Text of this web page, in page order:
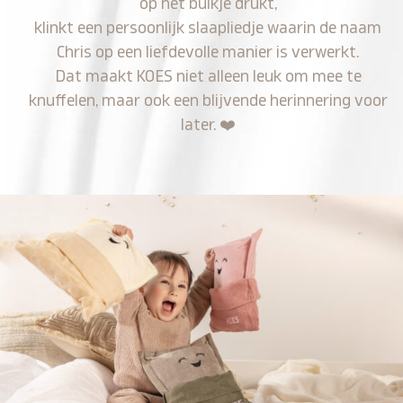
op het buikje drukt,
klinkt een persoonlijk slaapliedje waarin de naam
Chris op een liefdevolle manier is verwerkt.
Dat maakt KOES niet alleen leuk om mee te
knuffelen, maar ook een blijvende herinnering voor
later. ❤️